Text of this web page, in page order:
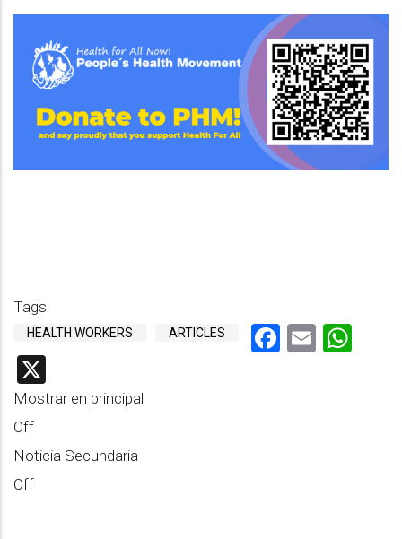
Tags
HEALTH WORKERS ARTICLES Facebook
Email
Mostrar en principal
Off
Noticia Secundaria
Off